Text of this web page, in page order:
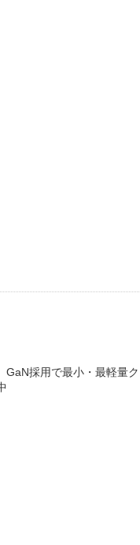
採用で最小・最軽量ク